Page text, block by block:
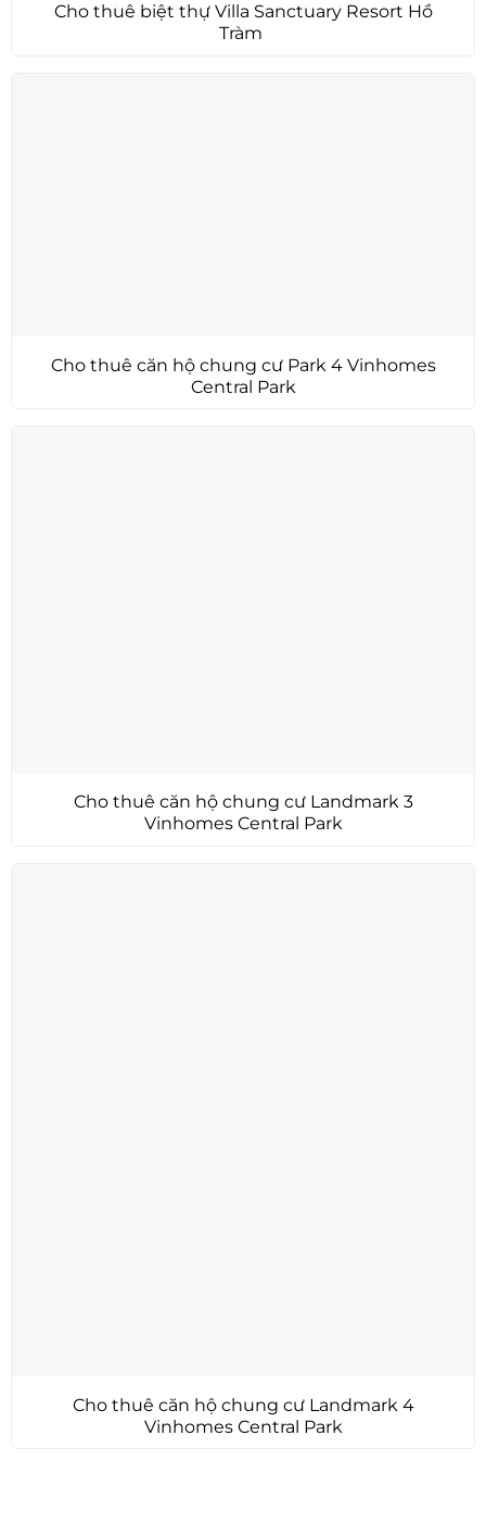
Cho thuê biệt thự Villa Sanctuary Resort Hồ
Tràm
Cho thuê căn hộ chung cư Park 4 Vinhomes
Central Park
Cho thuê căn hộ chung cư Landmark 3
Vinhomes Central Park
Cho thuê căn hộ chung cư Landmark 4
Vinhomes Central Park